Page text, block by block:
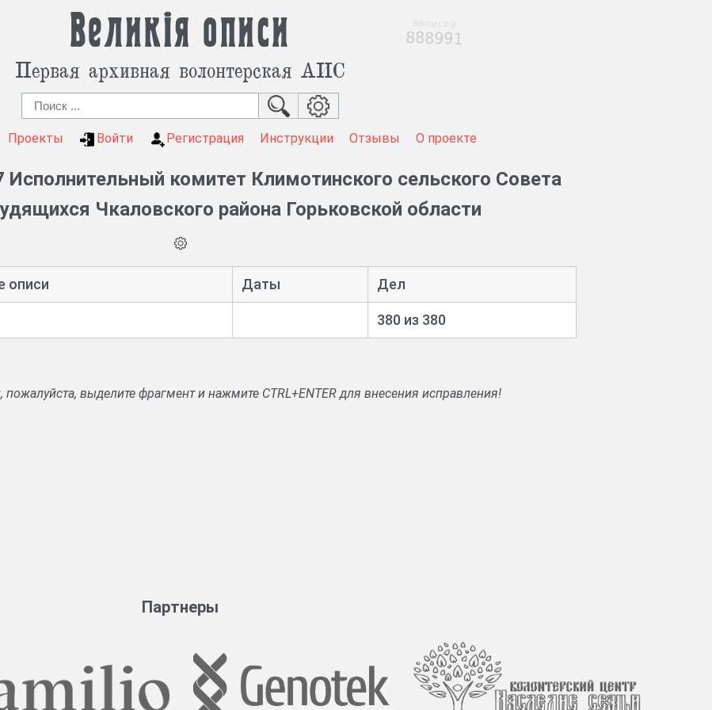
Великія описи
Первая архивная волонтерская АИС
Проекты Войти Регистрация Инструкции Отзывы О проекте
комитет Климотинского сельского Совета
Чкаловского района Горьковской области
описи Даты Дел
380 из 380
выделите фрагмент и нажмите CTRL+ENTER для внесения исправления!
Партнеры
888991